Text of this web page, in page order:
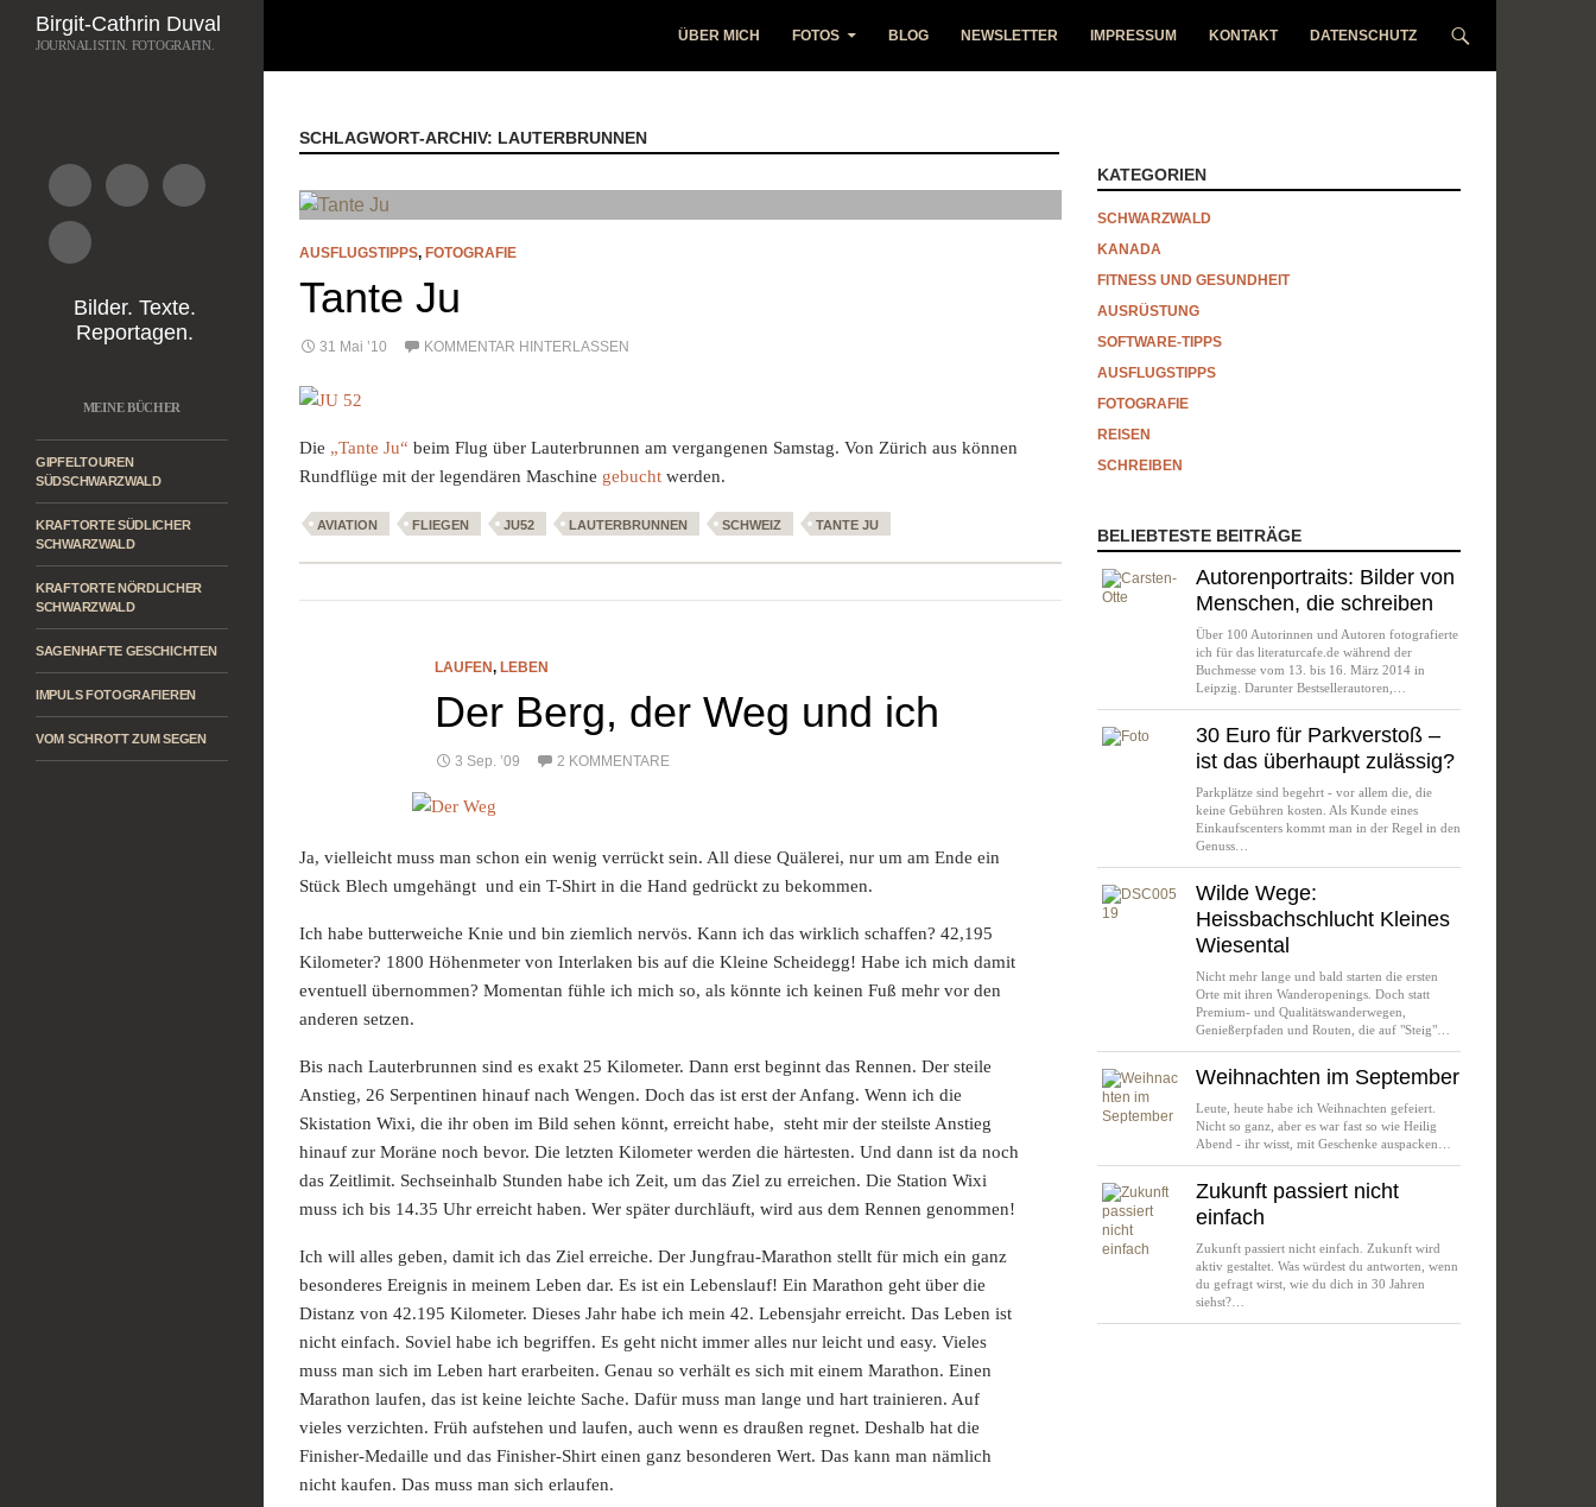
Suchen
ÜBER MICH FOTOS BLOG NEWSLETTER IMPRESSUM KONTAKT DATENSCHUTZ
SCHLAGWORT-ARCHIV: LAUTERBRUNNEN
AUSFLUGSTIPPS, FOTOGRAFIE
Tante Ju
31 Mai ’10 KOMMENTAR HINTERLASSEN
Die „Tante Ju“ beim Flug über Lauterbrunnen am vergangenen Samstag. Von Zürich aus können
Rundflüge mit der legendären Maschine gebucht werden.
AVIATION FLIEGEN JU52 LAUTERBRUNNEN SCHWEIZ TANTE JU
LAUFEN, LEBEN
Der Berg, der Weg und ich
3 Sep. ’09 2 KOMMENTARE
Ja, vielleicht muss man schon ein wenig verrückt sein. All diese Quälerei, nur um am Ende ein
Stück Blech umgehängt und ein T-Shirt in die Hand gedrückt zu bekommen.
Ich habe butterweiche Knie und bin ziemlich nervös. Kann ich das wirklich schaffen? 42,195
Kilometer? 1800 Höhenmeter von Interlaken bis auf die Kleine Scheidegg! Habe ich mich damit
eventuell übernommen? Momentan fühle ich mich so, als könnte ich keinen Fuß mehr vor den
anderen setzen.
Bis nach Lauterbrunnen sind es exakt 25 Kilometer. Dann erst beginnt das Rennen. Der steile
Anstieg, 26 Serpentinen hinauf nach Wengen. Doch das ist erst der Anfang. Wenn ich die
Skistation Wixi, die ihr oben im Bild sehen könnt, erreicht habe, steht mir der steilste Anstieg
hinauf zur Moräne noch bevor. Die letzten Kilometer werden die härtesten. Und dann ist da noch
das Zeitlimit. Sechseinhalb Stunden habe ich Zeit, um das Ziel zu erreichen. Die Station Wixi
muss ich bis 14.35 Uhr erreicht haben. Wer später durchläuft, wird aus dem Rennen genommen!
Ich will alles geben, damit ich das Ziel erreiche. Der Jungfrau-Marathon stellt für mich ein ganz
besonderes Ereignis in meinem Leben dar. Es ist ein Lebenslauf! Ein Marathon geht über die
Distanz von 42.195 Kilometer. Dieses Jahr habe ich mein 42. Lebensjahr erreicht. Das Leben ist
nicht einfach. Soviel habe ich begriffen. Es geht nicht immer alles nur leicht und easy. Vieles
muss man sich im Leben hart erarbeiten. Genau so verhält es sich mit einem Marathon. Einen
Marathon laufen, das ist keine leichte Sache. Dafür muss man lange und hart trainieren. Auf
vieles verzichten. Früh aufstehen und laufen, auch wenn es draußen regnet. Deshalb hat die
Finisher-Medaille und das Finisher-Shirt einen ganz besonderen Wert. Das kann man nämlich
nicht kaufen. Das muss man sich erlaufen.
KATEGORIEN
SCHWARZWALD
KANADA
FITNESS UND GESUNDHEIT
AUSRÜSTUNG
SOFTWARE-TIPPS
AUSFLUGSTIPPS
FOTOGRAFIE
REISEN
SCHREIBEN
BELIEBTESTE BEITRÄGE
Autorenportraits: Bilder von
Menschen, die schreiben
Über 100 Autorinnen und Autoren fotografierte
ich für das literaturcafe.de während der
Buchmesse vom 13. bis 16. März 2014 in
Leipzig. Darunter Bestsellerautoren,…
30 Euro für Parkverstoß –
ist das überhaupt zulässig?
Parkplätze sind begehrt - vor allem die, die
keine Gebühren kosten. Als Kunde eines
Einkaufscenters kommt man in der Regel in den
Genuss…
Wilde Wege:
Heissbachschlucht Kleines
Wiesental
Nicht mehr lange und bald starten die ersten
Orte mit ihren Wanderopenings. Doch statt
Premium- und Qualitätswanderwegen,
Genießerpfaden und Routen, die auf "Steig"…
Weihnachten im September
Leute, heute habe ich Weihnachten gefeiert.
Nicht so ganz, aber es war fast so wie Heilig
Abend - ihr wisst, mit Geschenke auspacken…
Zukunft passiert nicht
einfach
Zukunft passiert nicht einfach. Zukunft wird
aktiv gestaltet. Was würdest du antworten, wenn
du gefragt wirst, wie du dich in 30 Jahren
siehst?…
Birgit-Cathrin Duval
JOURNALISTIN. FOTOGRAFIN.
Bilder. Texte.
Reportagen.
MEINE BÜCHER
GIPFELTOUREN
SÜDSCHWARZWALD
KRAFTORTE SÜDLICHER
SCHWARZWALD
KRAFTORTE NÖRDLICHER
SCHWARZWALD
SAGENHAFTE GESCHICHTEN
IMPULS FOTOGRAFIEREN
VOM SCHROTT ZUM SEGEN